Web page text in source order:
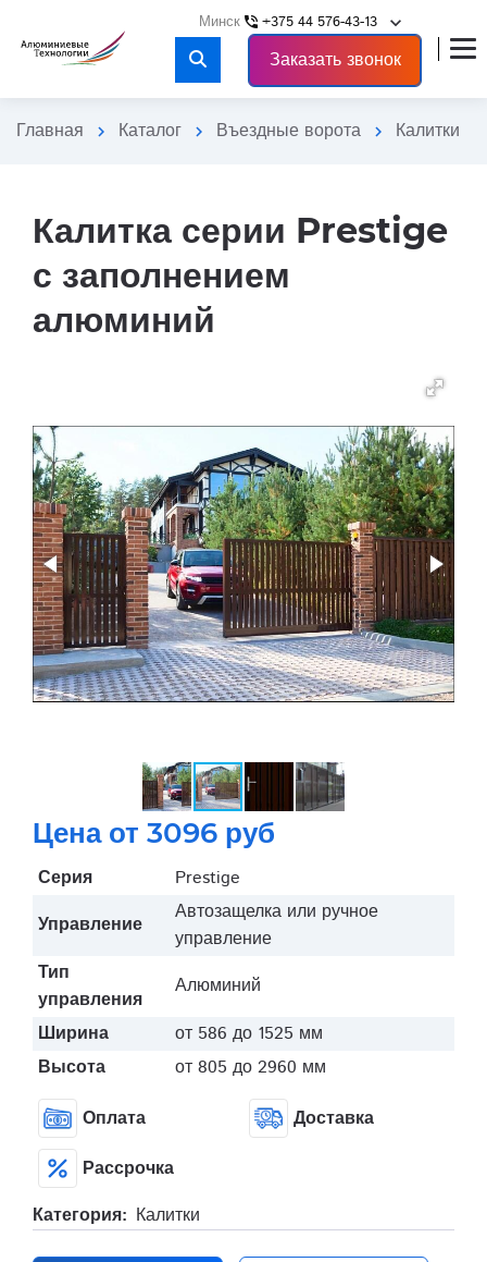
phone_in_talk +375 44 576-43-13 keyboard_arrow_down
Заказать звонок
Главная chevron_right Каталог chevron_right Въездные ворота chevron_right Калитки
Калитка серии Prestige
с заполнением
алюминий
Цена от 3096 руб
Серия
Prestige
Управление
Автозащелка или ручное
управление
Тип
управления
Алюминий
Ширина
от 586 до 1525 мм
Высота
от 805 до 2960 мм
Оплата
Доставка
Рассрочка
Категория: Калитки